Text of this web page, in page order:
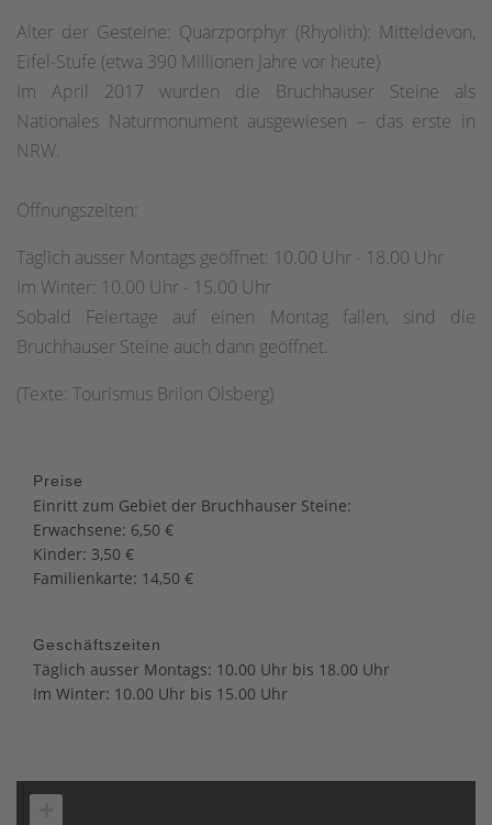
Alter der Gesteine: Quarzporphyr (Rhyolith): Mitteldevon,
Eifel-Stufe (etwa 390 Millionen Jahre vor heute)
Im April 2017 wurden die Bruchhauser Steine als
Nationales Naturmonument ausgewiesen – das erste in
NRW.
Öffnungszeiten:
Täglich ausser Montags geöffnet: 10.00 Uhr - 18.00 Uhr
Im Winter: 10.00 Uhr - 15.00 Uhr
Sobald Feiertage auf einen Montag fallen, sind die
Bruchhauser Steine auch dann geöffnet.
(Texte: Tourismus Brilon Olsberg)
Preise
Einritt zum Gebiet der Bruchhauser Steine:
Erwachsene: 6,50 €
Kinder: 3,50 €
Familienkarte: 14,50 €
Geschäftszeiten
Täglich ausser Montags: 10.00 Uhr bis 18.00 Uhr
Im Winter: 10.00 Uhr bis 15.00 Uhr